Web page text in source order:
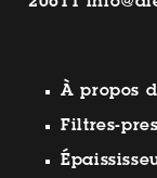
À propos
Filtres-